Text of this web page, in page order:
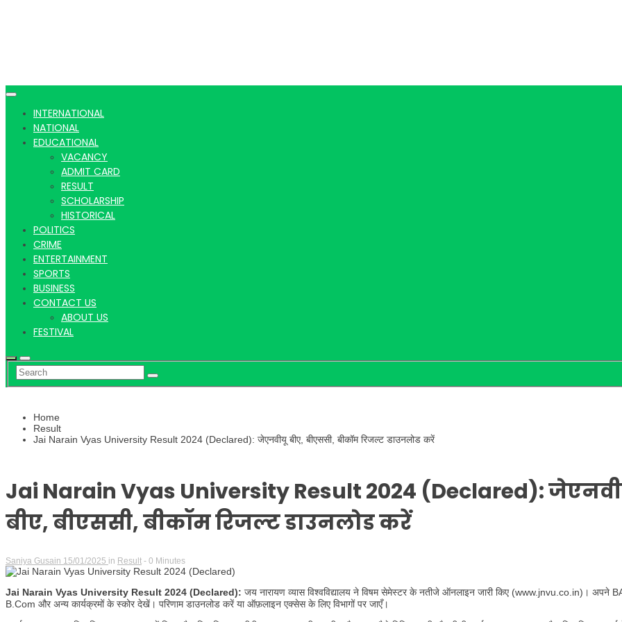
INTERNATIONAL
NATIONAL
EDUCATIONAL
VACANCY
ADMIT CARD
RESULT
SCHOLARSHIP
HISTORICAL
POLITICS
CRIME
ENTERTAINMENT
SPORTS
BUSINESS
CONTACT US
ABOUT US
FESTIVAL
Home
Result
Jai Narain Vyas University Result 2024 (Declared): जेएनवीयू बीए, बीएससी, बीकॉम रिजल्ट डाउनलोड करें
Jai Narain Vyas University Result 2024 (Declared):
बीए, बीएससी, बीकॉम रिजल्ट डाउनलोड करें
Saniya Gusain 15/01/2025 in Result - 0 Minutes
Jai Narain Vyas University Result 2024 (Declared): जय नारायण व्यास विश्वविद्यालय ने विषम सेमेस्टर के नतीजे ऑनलाइन जारी किए (www.jnvu.co.in)। अपने
B.Com और अन्य कार्यक्रमों के स्कोर देखें। परिणाम डाउनलोड करें या ऑफ़लाइन एक्सेस के लिए विभागों पर जाएँ।